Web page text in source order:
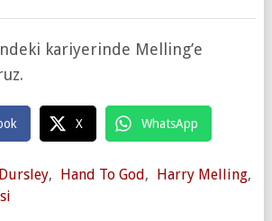
kariyerinde Melling’e
X WhatsApp
, Hand To God , Harry Melling,